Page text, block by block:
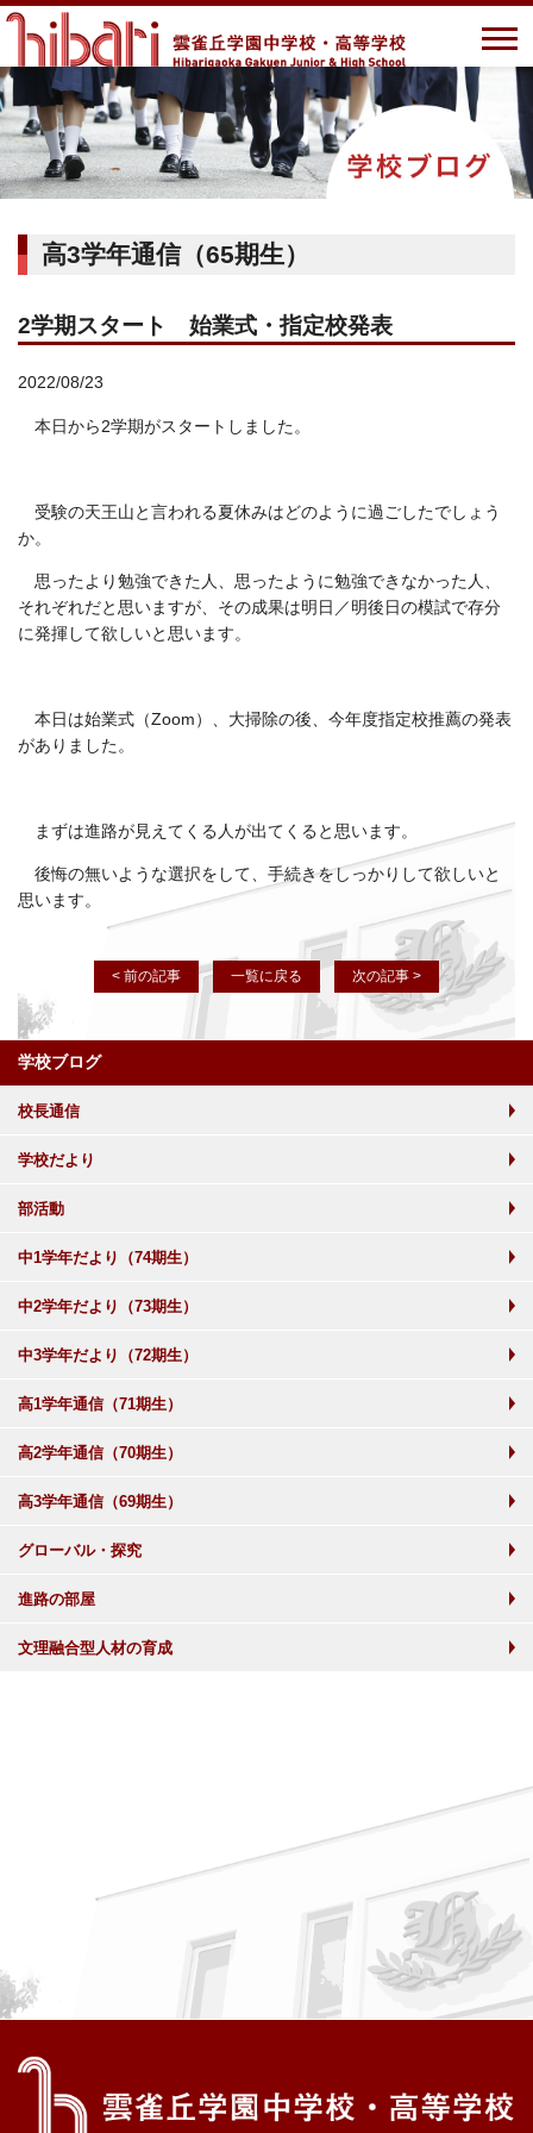
高3学年通信（65期生）
2学期スタート 始業式・指定校発表
2022/08/23
本日から2学期がスタートしました。
受験の天王山と言われる夏休みはどのように過ごしたでしょう
か。
思ったより勉強できた人、思ったように勉強できなかった人、
それぞれだと思いますが、その成果は明日／明後日の模試で存分
に発揮して欲しいと思います。
本日は始業式（Zoom）、大掃除の後、今年度指定校推薦の発表
がありました。
まずは進路が見えてくる人が出てくると思います。
後悔の無いような選択をして、手続きをしっかりして欲しいと
思います。
< 前の記事 一覧に戻る 次の記事 >
学校ブログ
校長通信
学校だより
部活動
中1学年だより（74期生）
中2学年だより（73期生）
中3学年だより（72期生）
高1学年通信（71期生）
高2学年通信（70期生）
高3学年通信（69期生）
グローバル・探究
進路の部屋
文理融合型人材の育成